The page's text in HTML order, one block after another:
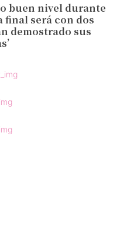
buen nivel durante
final será con dos
demostrado sus